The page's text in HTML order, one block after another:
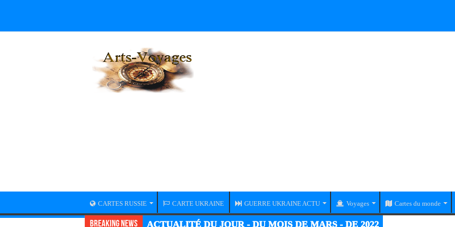
CARTES RUSSIE CARTE UKRAINE GUERRE UKRAINE ACTU Voyages Cartes du monde
Breaking News ACTUALITÉ DU JOUR - DU MOIS DE MARS - DE 2022